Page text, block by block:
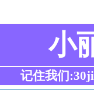
小
记住我们